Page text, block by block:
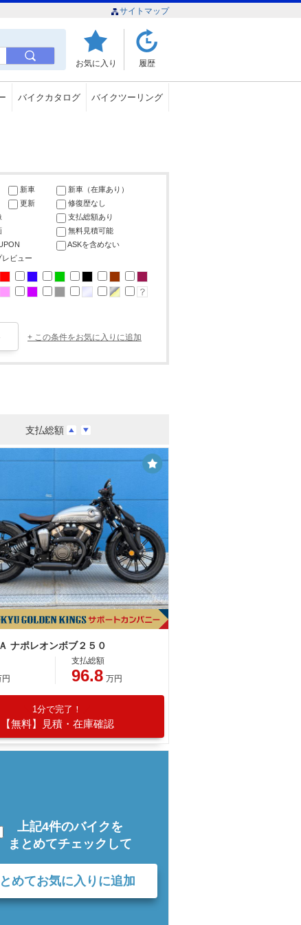
サイトマップ
お気に入り 履歴
バイクカタログ バイクツーリング
新車
新車（在庫あり）
更新
修復歴なし
支払総額あり
無料見積可能
ASKを含めない
レビュー
+ この条件をお気に入りに追加
支払総額
ナポレオンボブ２５０
円
支払総額
96.8 万円
1分で完了！
【無料】見積・在庫確認
上記4件のバイクを
まとめてチェックして
めてお気に入りに追加